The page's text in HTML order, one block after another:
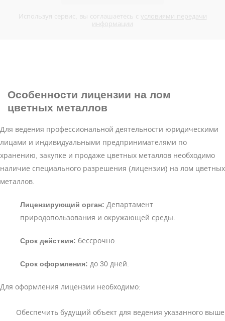
Используя сервис, вы соглашаетесь с условиями передачи
информации
Особенности лицензии на лом
цветных металлов
Для ведения профессиональной деятельности юридическими
лицами и индивидуальными предпринимателями по
хранению, закупке и продаже цветных металлов необходимо
наличие специального разрешения (лицензии) на лом цветных
металлов.
Лицензирующий орган: Департамент
природопользования и окружающей среды.
Срок действия: бессрочно.
Срок оформления: до 30 дней.
Для оформления лицензии необходимо:
Обеспечить будущий объект для ведения указанного выше